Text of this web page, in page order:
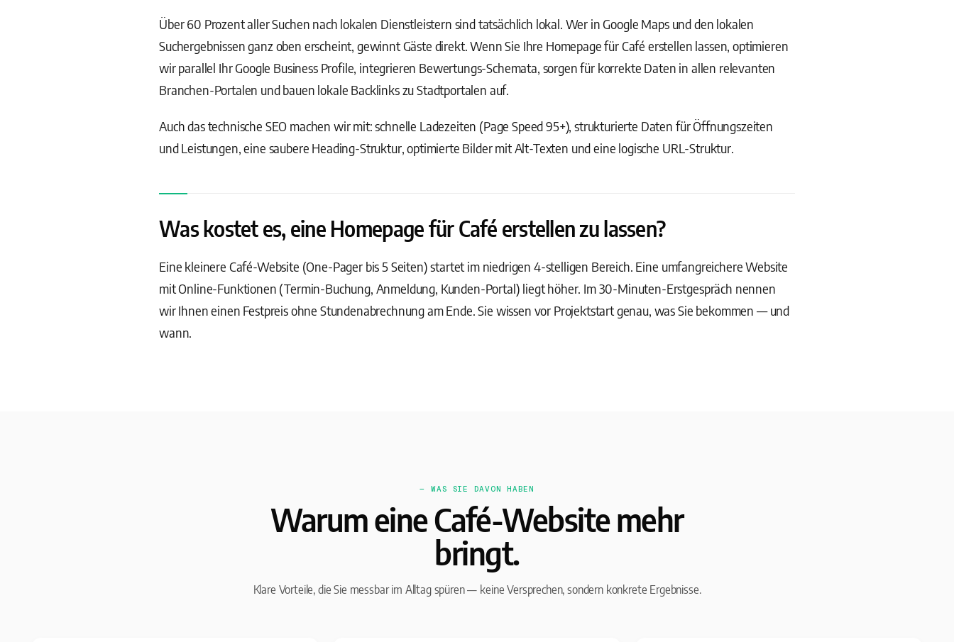
Über 60 Prozent aller Suchen nach lokalen Dienstleistern sind tatsächlich lokal. Wer in Google Maps und den lokalen
Suchergebnissen ganz oben erscheint, gewinnt Gäste direkt. Wenn Sie Ihre Homepage für Café erstellen lassen, optimieren
wir parallel Ihr Google Business Profile, integrieren Bewertungs-Schemata, sorgen für korrekte Daten in allen relevanten
Branchen-Portalen und bauen lokale Backlinks zu Stadtportalen auf.
Auch das technische SEO machen wir mit: schnelle Ladezeiten (Page Speed 95+), strukturierte Daten für Öffnungszeiten
und Leistungen, eine saubere Heading-Struktur, optimierte Bilder mit Alt-Texten und eine logische URL-Struktur.
Was kostet es, eine Homepage für Café erstellen zu lassen?
Eine kleinere Café-Website (One-Pager bis 5 Seiten) startet im niedrigen 4-stelligen Bereich. Eine umfangreichere Website
mit Online-Funktionen (Termin-Buchung, Anmeldung, Kunden-Portal) liegt höher. Im 30-Minuten-Erstgespräch nennen
wir Ihnen einen Festpreis ohne Stundenabrechnung am Ende. Sie wissen vor Projektstart genau, was Sie bekommen — und
wann.
— WAS SIE DAVON HABEN
Warum eine Café-Website mehr
bringt.
Klare Vorteile, die Sie messbar im Alltag spüren — keine Versprechen, sondern konkrete Ergebnisse.